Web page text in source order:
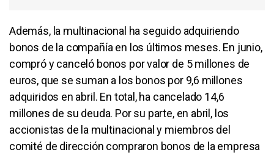
Además, la multinacional ha seguido adquiriendo
bonos de la compañía en los últimos meses. En junio,
compró y canceló bonos por valor de 5 millones de
euros, que se suman a los bonos por 9,6 millones
adquiridos en abril. En total, ha cancelado 14,6
millones de su deuda. Por su parte, en abril, los
accionistas de la multinacional y miembros del
comité de dirección compraron bonos de la empresa